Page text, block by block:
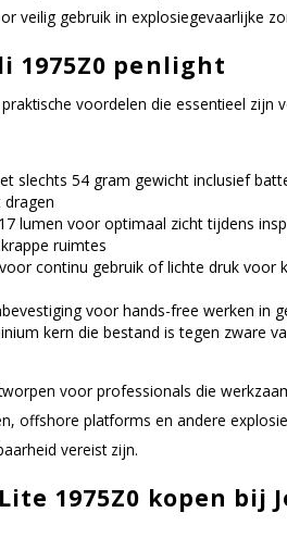
veilig gebruik in explosiegevaarlijke
1975Z0 penlight
voordelen die essentieel zijn
slechts 54 gram gewicht inclusief
lumen voor optimaal zicht tijdens
ruimtes
continu gebruik of lichte druk voor
voor hands-free werken in
kern die bestand is tegen zware
voor professionals die
offshore platforms en andere
vereist zijn.
1975Z0 kopen bij